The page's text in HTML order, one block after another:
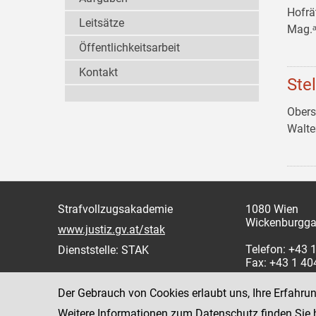
Leitsätze
Öffentlichkeitsarbeit
Kontakt
Strafvollzugsakademie
www.justiz.gv.at/stak
Dienststelle: STAK
1080 Wien
Telefon: +43
Fax: +43 1
Der Gebrauch von Cookies erlaubt uns, Ihre